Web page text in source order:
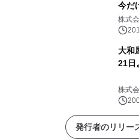
今だ
まで
株式
大和
21日
株式
発行者のリリー